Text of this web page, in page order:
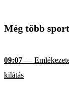
Még több sport
09:07 —
kilátás